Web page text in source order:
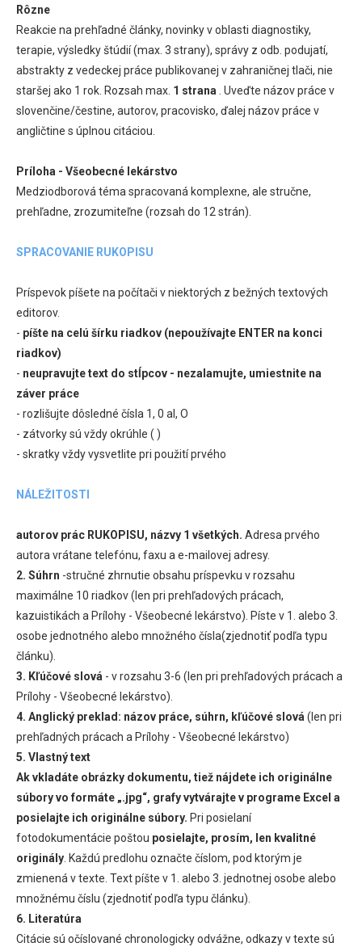
Rôzne
Reakcie na prehľadné články, novinky v oblasti diagnostiky,
terapie, výsledky štúdií (max. 3 strany), správy z odb. podujatí,
abstrakty z vedeckej práce publikovanej v zahraničnej tlači, nie
staršej ako 1 rok. Rozsah max. 1 strana . Uveďte názov práce v
slovenčine/čestine, autorov, pracovisko, ďalej názov práce v
angličtine s úplnou citáciou.
Príloha - Všeobecné lekárstvo
Medziodborová téma spracovaná komplexne, ale stručne,
prehľadne, zrozumiteľne (rozsah do 12 strán).
SPRACOVANIE RUKOPISU
Príspevok píšete na počítači v niektorých z bežných textových
editorov.
- píšte na celú šírku riadkov (nepoužívajte ENTER na konci
riadkov)
- neupravujte text do stĺpcov - nezalamujte, umiestnite na
záver práce
- rozlišujte dôsledné čísla 1, 0 al, O
- zátvorky sú vždy okrúhle ( )
- skratky vždy vysvetlite pri použití prvého
NÁLEŽITOSTI
autorov prác RUKOPISU, názvy 1 všetkých. Adresa prvého
autora vrátane telefónu, faxu a e-mailovej adresy.
2. Súhrn -stručné zhrnutie obsahu príspevku v rozsahu
maximálne 10 riadkov (len pri prehľadových prácach,
kazuistikách a Prílohy - Všeobecné lekárstvo). Píste v 1. alebo 3.
osobe jednotného alebo množného čísla(zjednotiť podľa typu
článku).
3. Kľúčové slová - v rozsahu 3-6 (len pri prehľadových prácach a
Prílohy - Všeobecné lekárstvo).
4. Anglický preklad: názov práce, súhrn, kľúčové slová (len pri
prehľadných prácach a Prílohy - Všeobecné lekárstvo)
5. Vlastný text
Ak vkladáte obrázky dokumentu, tiež nájdete ich originálne
súbory vo formáte „.jpg“, grafy vytvárajte v programe Excel a
posielajte ich originálne súbory. Pri posielaní
fotodokumentácie poštou posielajte, prosím, len kvalitné
originály . Každú predlohu označte číslom, pod ktorým je
zmienená v texte. Text píšte v 1. alebo 3. jednotnej osobe alebo
množnému číslu (zjednotiť podľa typu článku).
6. Literatúra
Citácie sú očíslované chronologicky odvážne, odkazy v texte sú